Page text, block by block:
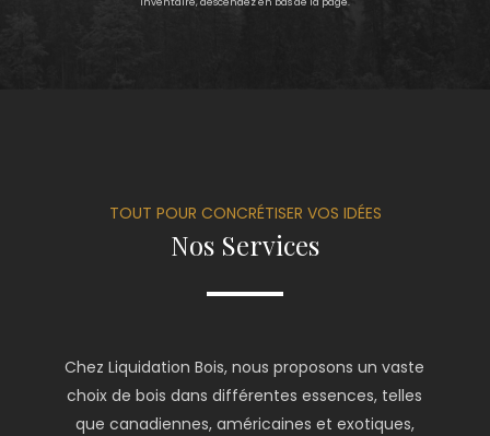
TOUT POUR CONCRÉTISER VOS IDÉES
Nos Services
Chez Liquidation Bois, nous proposons un vaste
choix de bois dans différentes essences, telles
que canadiennes, américaines et exotiques,